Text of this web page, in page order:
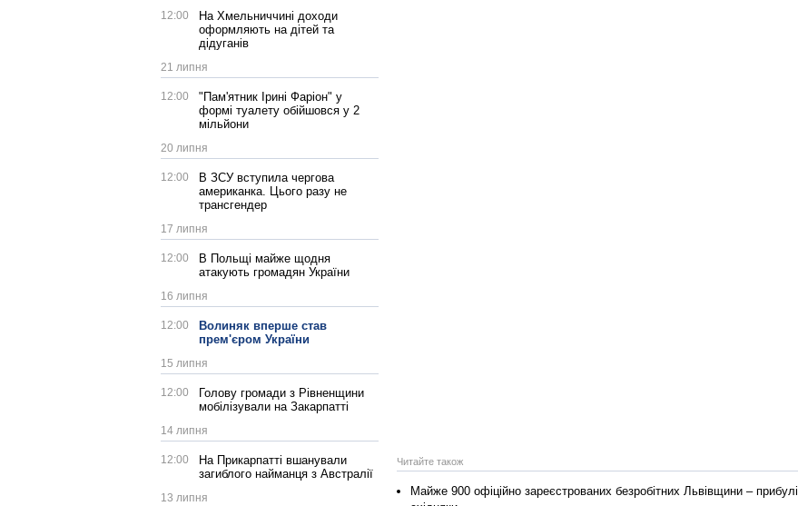
12:00
На Хмельниччині доходи
оформляють на дітей та
дідуганів
21 липня
12:00
"Пам'ятник Ірині Фаріон" у
формі туалету обійшовся у 2
мільйони
20 липня
12:00
В ЗСУ вступила чергова
американка. Цього разу не
трансгендер
17 липня
12:00
В Польщі майже щодня
атакують громадян України
16 липня
12:00
Волиняк вперше став
прем'єром України
15 липня
12:00
Голову громади з Рівненщини
мобілізували на Закарпатті
14 липня
12:00
На Прикарпатті вшанували
загиблого найманця з Австралії
13 липня
Читайте також
Майже 900 офіційно зареєстрованих безробітних Львівщини – прибулі